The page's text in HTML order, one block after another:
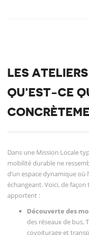
LES
QU’EST-CE
Dans une Mission Locale
mobilité durable ne
d’un espace dynamique
échangeant. Voici, de
apportent :
Découverte des
des réseaux de bus,
covoiturage et